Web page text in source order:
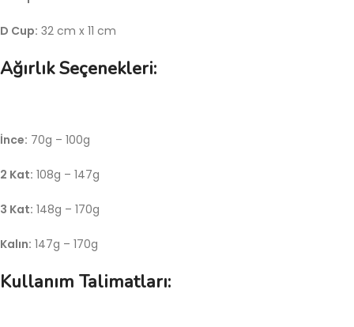
D Cup: 32 cm x 11 cm
Ağırlık Seçenekleri:
İnce: 70g – 100g
2 Kat: 108g – 147g
3 Kat: 148g – 170g
Kalın: 147g – 170g
Kullanım Talimatları: